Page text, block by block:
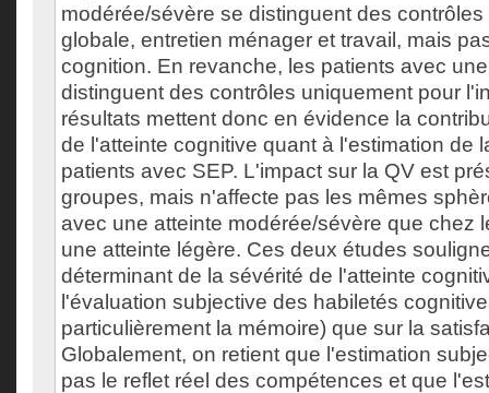
modérée/sévère se distinguent des
globale, entretien ménager et travail, mais
cognition. En revanche, les patients avec
distinguent des contrôles uniquement pour
résultats mettent donc en évidence la
de l'atteinte cognitive quant à l'estimation de
patients avec SEP. L'impact sur la QV est
groupes, mais n'affecte pas les mêmes
avec une atteinte modérée/sévère que chez
une atteinte légère. Ces deux études
déterminant de la sévérité de l'atteinte
l'évaluation subjective des habiletés
particulièrement la mémoire) que sur la
Globalement, on retient que l'estimation
pas le reflet réel des compétences et que